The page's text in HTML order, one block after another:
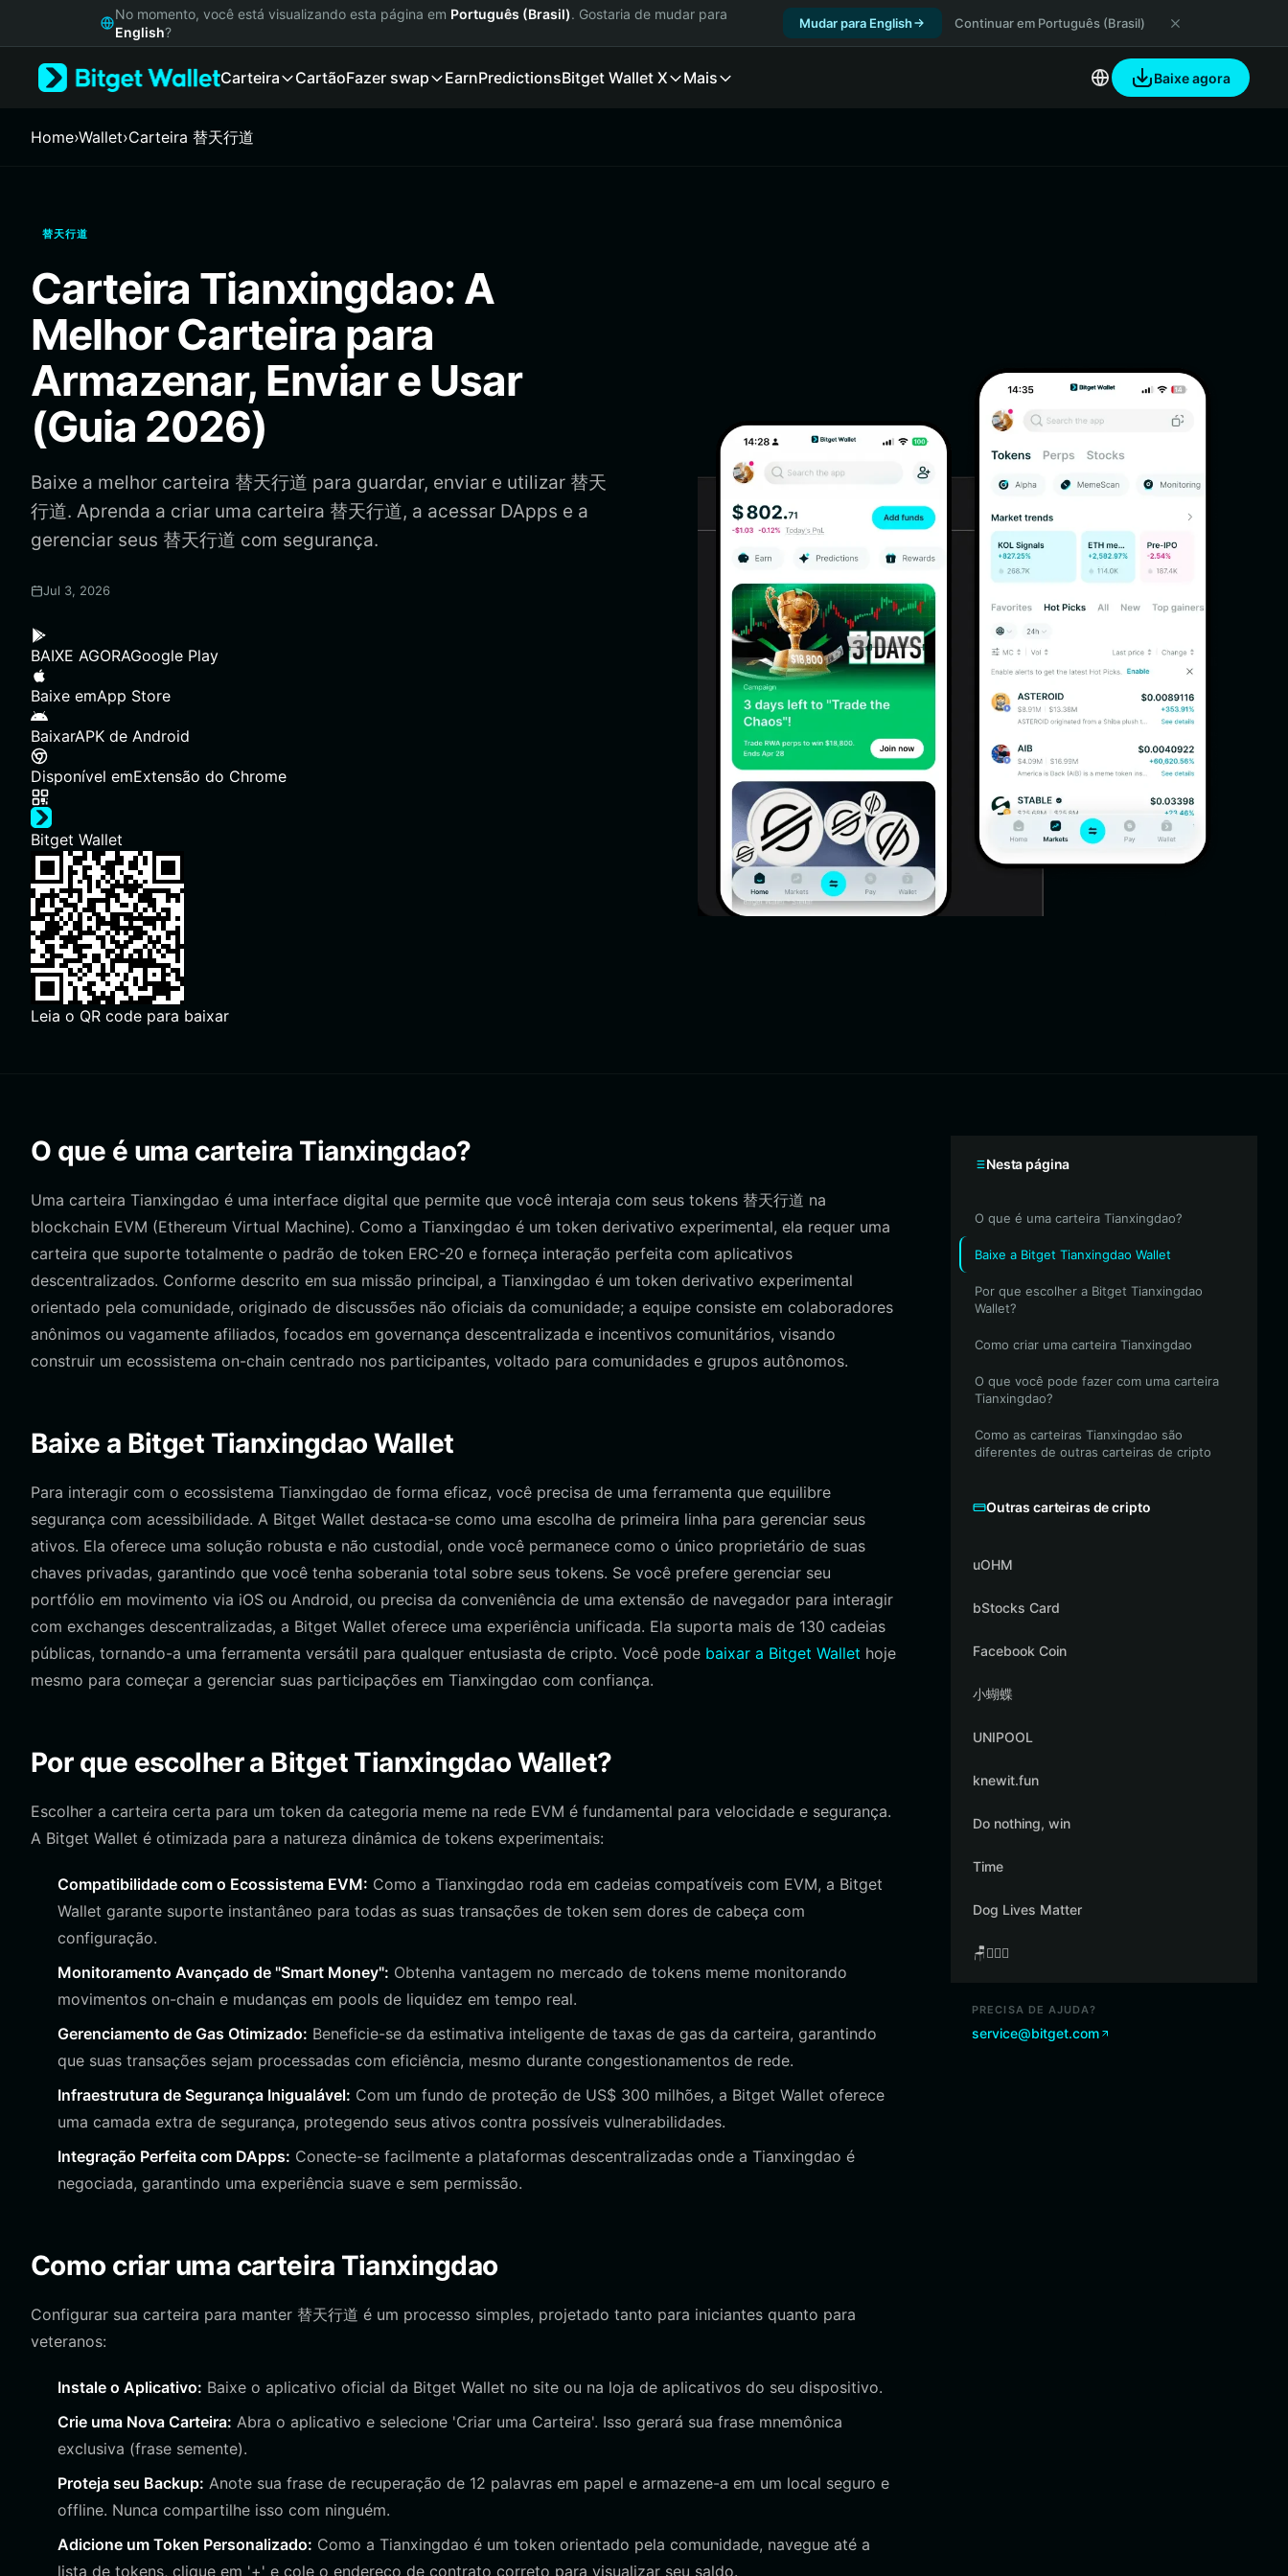
Русский
Italiano
繁體中文
Bahasa Indonesia
ภาษาไทย
Español
Português (Brasil)
Español (Argentina)
No momento, você está visualizando esta página em Português (Brasil). Gostaria de mudar para
English?
Mudar para English Continuar em Português (Brasil)
Carteira CartãoFazer swap EarnPredictionsBitget Wallet X Mais Baixe agora
Home›Wallet›Carteira 替天行道
替天行道
Carteira Tianxingdao: A
Melhor Carteira para
Armazenar, Enviar e Usar
(Guia 2026)
Baixe a melhor carteira 替天行道 para guardar, enviar e utilizar 替天
行道. Aprenda a criar uma carteira 替天行道, a acessar DApps e a
gerenciar seus 替天行道 com segurança.
Jul 3, 2026
BAIXE AGORAGoogle Play
Baixe emApp Store
BaixarAPK de Android
Disponível emExtensão do Chrome
Bitget Wallet
Leia o QR code para baixar
O que é uma carteira Tianxingdao?
Uma carteira Tianxingdao é uma interface digital que permite que você interaja com seus tokens 替天行道 na
blockchain EVM (Ethereum Virtual Machine). Como a Tianxingdao é um token derivativo experimental, ela requer uma
carteira que suporte totalmente o padrão de token ERC-20 e forneça interação perfeita com aplicativos
descentralizados. Conforme descrito em sua missão principal, a Tianxingdao é um token derivativo experimental
orientado pela comunidade, originado de discussões não oficiais da comunidade; a equipe consiste em colaboradores
anônimos ou vagamente afiliados, focados em governança descentralizada e incentivos comunitários, visando
construir um ecossistema on-chain centrado nos participantes, voltado para comunidades e grupos autônomos.
Baixe a Bitget Tianxingdao Wallet
Para interagir com o ecossistema Tianxingdao de forma eficaz, você precisa de uma ferramenta que equilibre
segurança com acessibilidade. A Bitget Wallet destaca-se como uma escolha de primeira linha para gerenciar seus
ativos. Ela oferece uma solução robusta e não custodial, onde você permanece como o único proprietário de suas
chaves privadas, garantindo que você tenha soberania total sobre seus tokens. Se você prefere gerenciar seu
portfólio em movimento via iOS ou Android, ou precisa da conveniência de uma extensão de navegador para interagir
com exchanges descentralizadas, a Bitget Wallet oferece uma experiência unificada. Ela suporta mais de 130 cadeias
públicas, tornando-a uma ferramenta versátil para qualquer entusiasta de cripto. Você pode baixar a Bitget Wallet hoje
mesmo para começar a gerenciar suas participações em Tianxingdao com confiança.
Por que escolher a Bitget Tianxingdao Wallet?
Escolher a carteira certa para um token da categoria meme na rede EVM é fundamental para velocidade e segurança.
A Bitget Wallet é otimizada para a natureza dinâmica de tokens experimentais:
Compatibilidade com o Ecossistema EVM: Como a Tianxingdao roda em cadeias compatíveis com EVM, a Bitget
Wallet garante suporte instantâneo para todas as suas transações de token sem dores de cabeça com
configuração.
Monitoramento Avançado de "Smart Money": Obtenha vantagem no mercado de tokens meme monitorando
movimentos on-chain e mudanças em pools de liquidez em tempo real.
Gerenciamento de Gas Otimizado: Beneficie-se da estimativa inteligente de taxas de gas da carteira, garantindo
que suas transações sejam processadas com eficiência, mesmo durante congestionamentos de rede.
Infraestrutura de Segurança Inigualável: Com um fundo de proteção de US$ 300 milhões, a Bitget Wallet oferece
uma camada extra de segurança, protegendo seus ativos contra possíveis vulnerabilidades.
Integração Perfeita com DApps: Conecte-se facilmente a plataformas descentralizadas onde a Tianxingdao é
negociada, garantindo uma experiência suave e sem permissão.
Como criar uma carteira Tianxingdao
Configurar sua carteira para manter 替天行道 é um processo simples, projetado tanto para iniciantes quanto para
veteranos:
Instale o Aplicativo: Baixe o aplicativo oficial da Bitget Wallet no site ou na loja de aplicativos do seu dispositivo.
Crie uma Nova Carteira: Abra o aplicativo e selecione 'Criar uma Carteira'. Isso gerará sua frase mnemônica
exclusiva (frase semente).
Proteja seu Backup: Anote sua frase de recuperação de 12 palavras em papel e armazene-a em um local seguro e
offline. Nunca compartilhe isso com ninguém.
Adicione um Token Personalizado: Como a Tianxingdao é um token orientado pela comunidade, navegue até a
lista de tokens, clique em '+' e cole o endereço de contrato correto para visualizar seu saldo.
Nesta página
O que é uma carteira Tianxingdao?
Baixe a Bitget Tianxingdao Wallet
Por que escolher a Bitget Tianxingdao
Wallet?
Como criar uma carteira Tianxingdao
O que você pode fazer com uma carteira
Tianxingdao?
Como as carteiras Tianxingdao são
diferentes de outras carteiras de cripto
Outras carteiras de cripto
uOHM
bStocks Card
Facebook Coin
小蝴蝶
UNIPOOL
knewit.fun
Do nothing, win
Time
Dog Lives Matter
🪑👳🏾‍♂️
PRECISA DE AJUDA?
service@bitget.com